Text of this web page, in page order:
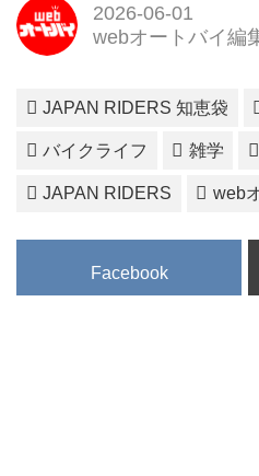
2026-06-01
webオートバイ編
JAPAN RIDERS 知恵袋
バイクライフ 雑学
JAPAN RIDERS web
Facebook